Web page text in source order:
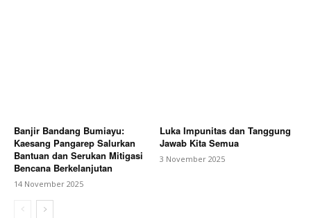
Banjir Bandang Bumiayu:
Kaesang Pangarep Salurkan
Bantuan dan Serukan Mitigasi
Bencana Berkelanjutan
14 November 2025
Luka Impunitas dan Tanggung
Jawab Kita Semua
3 November 2025